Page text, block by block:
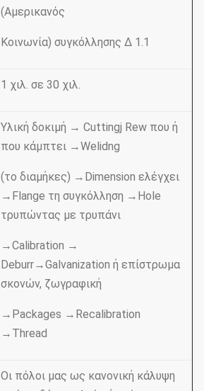
(Αμερικανός
Κοινωνία) συγκόλλησης Δ 1.1
1 χιλ. σε 30 χιλ.
Υλική δοκιμή → Cuttingj Rew που ή
που κάμπτει →Welidng
(το διαμήκες) →Dimension ελέγχει
→Flange τη συγκόλληση →Hole
τρυπώντας με τρυπάνι
→Calibration →
Deburr→Galvanization ή επίστρωμα
σκονών, ζωγραφική
→Packages →Recalibration
→Thread
Οι πόλοι μας ως κανονική κάλυψη